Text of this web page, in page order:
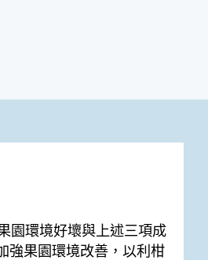
園環境好壞與上述三項成
強果園環境改善，以利柑